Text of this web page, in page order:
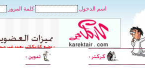
اسم الدخول كلمة المرور